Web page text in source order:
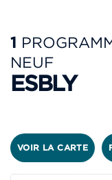
1
NEUF
ESBLY
VOIR LA CARTE